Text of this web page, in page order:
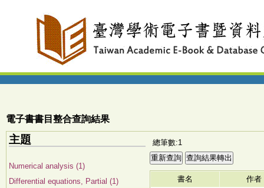
電子書書目整合查詢結果
主題
Numerical analysis (1)
Differential equations, Partial (1)
總筆數:1
書名
作者